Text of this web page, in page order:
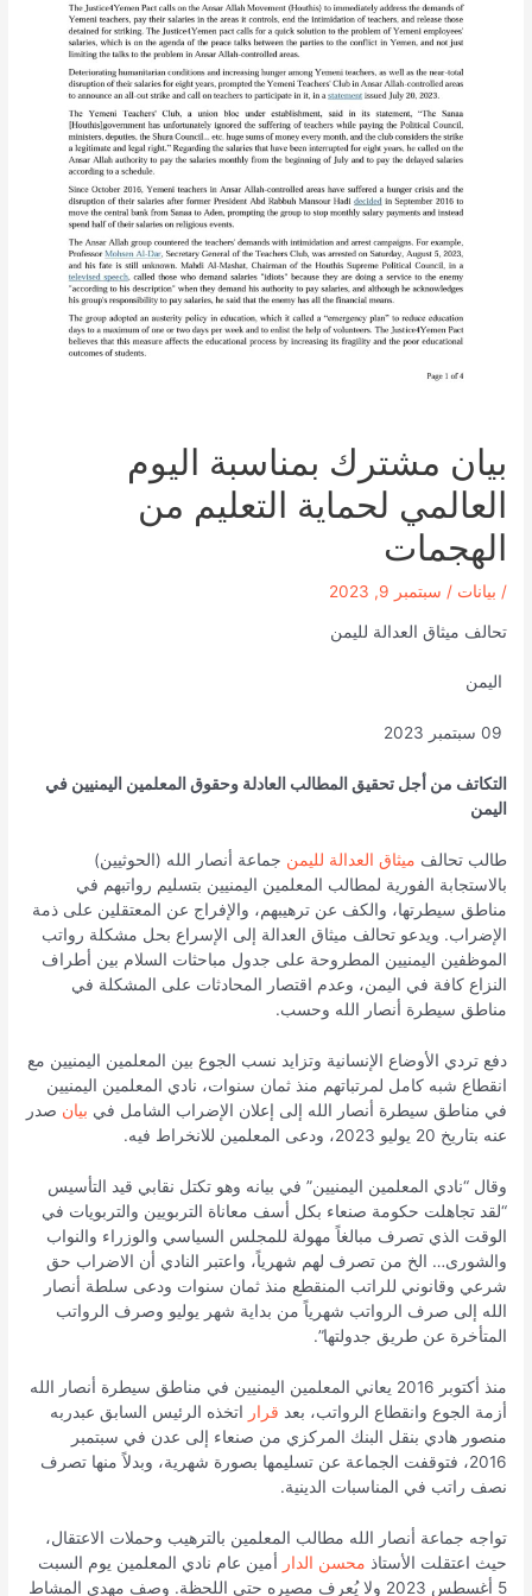
بيان مشترك بمناسبة اليوم
العالمي لحماية التعليم من
الهجمات
/ بيانات / سبتمبر 9, 2023
تحالف ميثاق العدالة لليمن
اليمن
التكاتف من أجل تحقيق المطالب العادلة وحقوق المعلمين اليمنيين في
اليمن
طالب تحالف ميثاق العدالة لليمن جماعة أنصار الله (الحوثيين)
بالاستجابة الفورية لمطالب المعلمين اليمنيين بتسليم رواتبهم في
مناطق سيطرتها، والكف عن ترهيبهم، والإفراج عن المعتقلين على ذمة
الإضراب. ويدعو تحالف ميثاق العدالة إلى الإسراع بحل مشكلة رواتب
الموظفين اليمنيين المطروحة على جدول مباحثات السلام بين أطراف
النزاع كافة في اليمن، وعدم اقتصار المحادثات على المشكلة في
مناطق سيطرة أنصار الله وحسب.
دفع تردي الأوضاع الإنسانية وتزايد نسب الجوع بين المعلمين اليمنيين مع
انقطاع شبه كامل لمرتباتهم منذ ثمان سنوات، نادي المعلمين اليمنيين
في مناطق سيطرة أنصار الله إلى إعلان الإضراب الشامل في بيان صدر
عنه بتاريخ 20 يوليو 2023، ودعى المعلمين للانخراط فيه.
وقال “نادي المعلمين اليمنيين” في بيانه وهو تكتل نقابي قيد التأسيس
“لقد تجاهلت حكومة صنعاء بكل أسف معاناة التربويين والتربويات في
الوقت الذي تصرف مبالغاً مهولة للمجلس السياسي والوزراء والنواب
والشورى… الخ من تصرف لهم شهرياً، واعتبر النادي أن الاضراب حق
شرعي وقانوني للراتب المنقطع منذ ثمان سنوات ودعى سلطة أنصار
الله إلى صرف الرواتب شهرياً من بداية شهر يوليو وصرف الرواتب
المتأخرة عن طريق جدولتها”.
منذ أكتوبر 2016 يعاني المعلمين اليمنيين في مناطق سيطرة أنصار الله
أزمة الجوع وانقطاع الرواتب، بعد قرار اتخذه الرئيس السابق عبدربه
منصور هادي بنقل البنك المركزي من صنعاء إلى عدن في سبتمبر
2016، فتوقفت الجماعة عن تسليمها بصورة شهرية، وبدلاً منها تصرف
نصف راتب في المناسبات الدينية.
تواجه جماعة أنصار الله مطالب المعلمين بالترهيب وحملات الاعتقال،
حيث اعتقلت الأستاذ محسن الدار أمين عام نادي المعلمين يوم السبت
5 أغسطس 2023 ولا يُعرف مصيره حتى اللحظة. وصف مهدي المشاط